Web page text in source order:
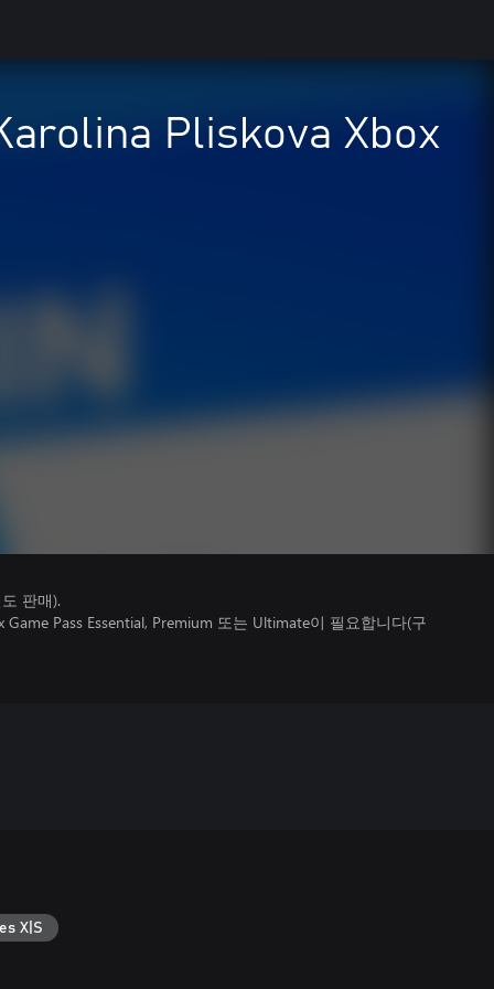
Pliskova Xbox
판매).
Pass Essential, Premium 또는 Ultimate이 필요합니다(구
X|S